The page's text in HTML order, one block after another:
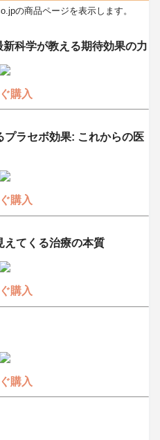
の商品ページを表示します。
学が教える期待効果の力
購入
プラセボ効果: これからの医
購入
てくる治療の本質
購入
購入